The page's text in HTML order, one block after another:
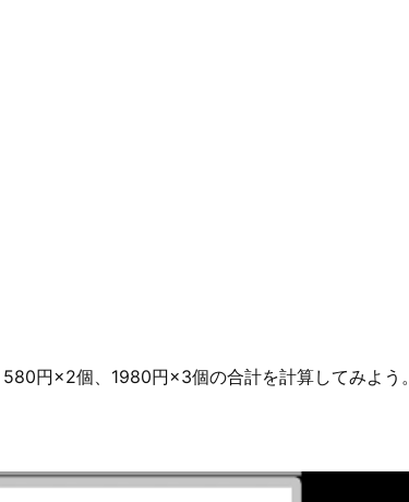
円×2個、1980円×3個の合計を計算してみよう。